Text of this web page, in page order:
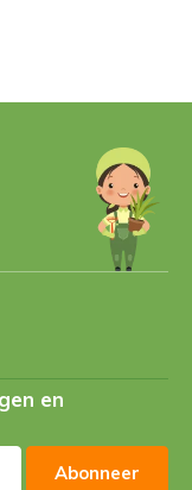
en
Abonneer